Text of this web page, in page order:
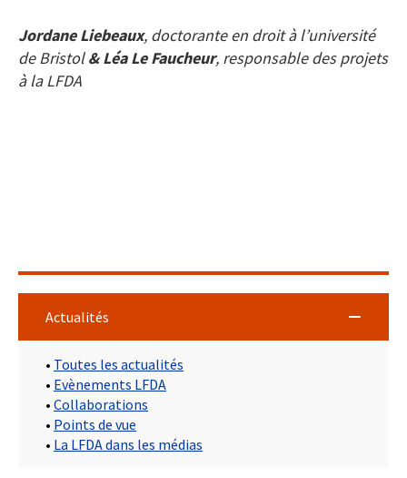
Jordane Liebeaux, doctorante en droit à l’université
de Bristol& Léa Le Faucheur, responsable des projets
à la LFDA
Actualités
• Toutes les actualités
• Evènements LFDA
• Collaborations
• Points de vue
• La LFDA dans les médias